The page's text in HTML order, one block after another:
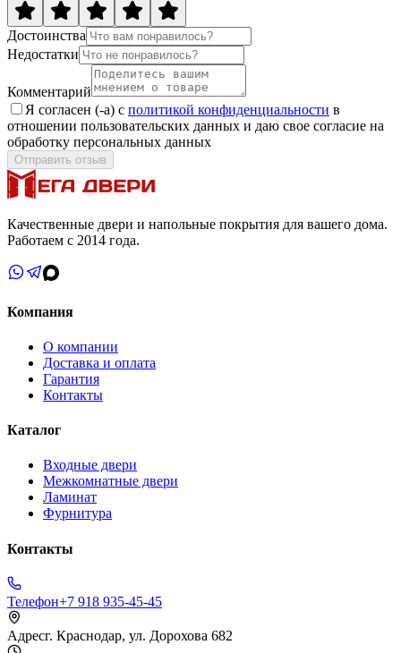
Достоинства
Недостатки
Комментарий
Я согласен (-а) с политикой конфиденциальности в
отношении пользовательских данных и даю свое согласие на
обработку персональных данных
Отправить отзыв
Качественные двери и напольные покрытия для вашего дома.
Работаем с 2014 года.
Компания
О компании
Доставка и оплата
Гарантия
Контакты
Каталог
Входные двери
Межкомнатные двери
Ламинат
Фурнитура
Контакты
Телефон+7 918 935-45-45
Адресг. Краснодар, ул. Дорохова 682